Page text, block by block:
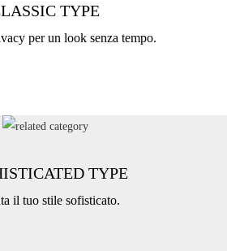
TYPE
per un look senza tempo.
TYPE
il tuo stile sofisticato.